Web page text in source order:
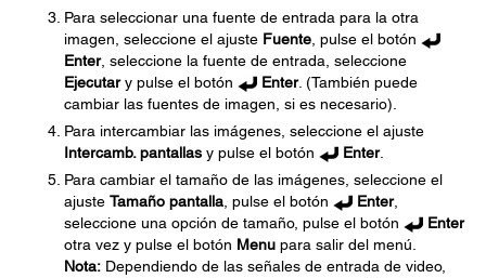
Para seleccionar una fuente de entrada para la otra
imagen, seleccione el ajuste Fuente , pulse el botón
Enter, seleccione la fuente de entrada, seleccione
Ejecutary pulse el botón Enter. (También puede
cambiar las fuentes de imagen, si es necesario).
Para intercambiar las imágenes, seleccione el ajuste
Intercamb. pantallas y pulse el botón Enter.
Para cambiar el tamaño de las imágenes, seleccione el
ajuste Tamaño pantalla , pulse el botón Enter,
seleccione una opción de tamaño, pulse el botón
Enter
otra vez y pulse el botón Menu para salir del menú.
Nota: Dependiendo de las señales de entrada de video,